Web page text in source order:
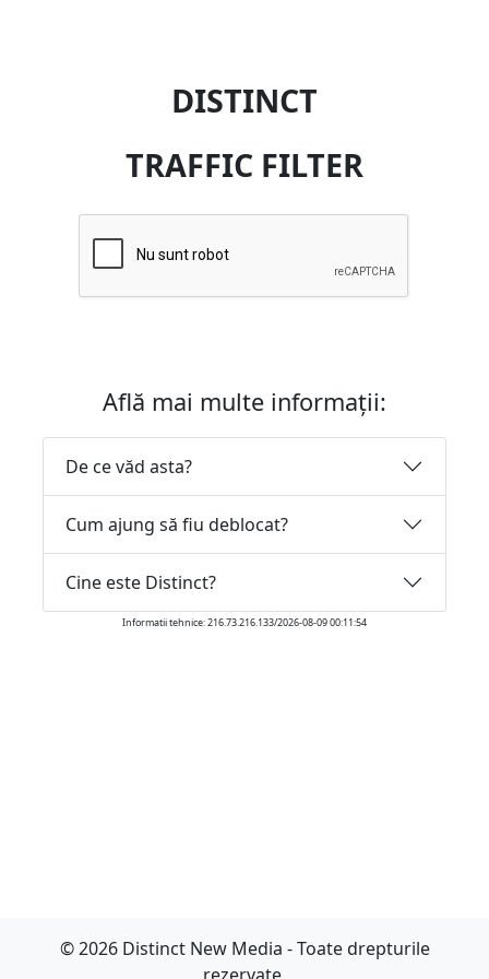
DISTINCT
TRAFFIC FILTER
Află mai multe informații:
De ce văd asta?
Cum ajung să fiu deblocat?
Cine este Distinct?
Informatii tehnice: 216.73.216.133/2026-08-09 00:11:54
© 2026 Distinct New Media - Toate drepturile